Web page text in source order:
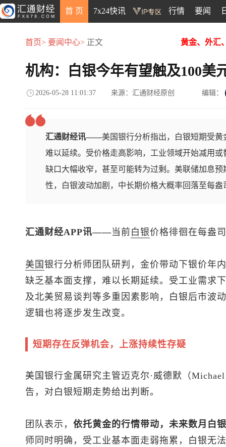
首 页 7x24快讯 行情 要闻
首页> 要闻中心> 正文 黄金、外汇
机构：白银今年有望触及100美
2026-05-28 11:01:37 来源：汇通财经原创 编辑：
汇通财经讯——美国银行分析指出，白银短期受
难以延续。受价格走高影响，工业领域开始减用
缺口大幅收窄，甚至可能转为过剩。美联储加息
性，白银波动加剧，中长期价格大概率回落至每盎
汇通财经APP讯——当前 白银价格徘徊在每盎
美国 银行分析师团队研判，金价带动下银价年
缺乏基本面支撑，难以长期延续。受工业需求
及北美贸易谈判等多重因素影响，白银后市波
逻辑也将逐步发生改变。
短期存在反弹机会，上涨持续性存疑
美国银行金属研究主管迈克尔·威德默（
告，对白银短期走势给出判断。
团队表示， 依托黄金的行情带动，未来数月白
师同时明确，受工业基本面走弱拖累，白银无